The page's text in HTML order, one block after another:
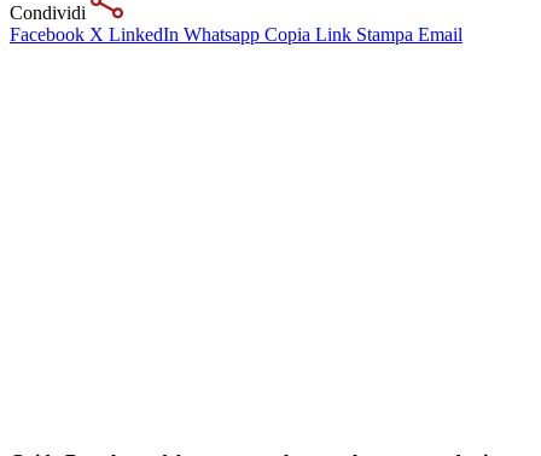
Condividi
Facebook X LinkedIn Whatsapp Copia Link Stampa Email